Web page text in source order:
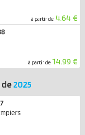
à partir de 4.64 €
à partir de 14.99 €
2025